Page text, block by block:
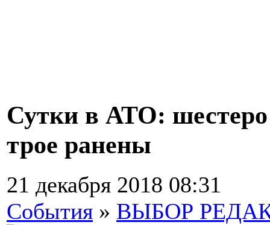
Сутки в АТО:
трое ранены
21 декабря 2018 08:31
События » ВЫБОР